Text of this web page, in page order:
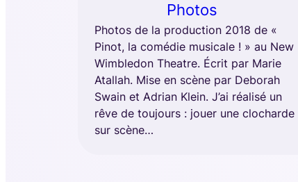
Photos
Photos de la production 2018 de «
Pinot, la comédie musicale ! » au New
Wimbledon Theatre. Écrit par Marie
Atallah. Mise en scène par Deborah
Swain et Adrian Klein. J’ai réalisé un
rêve de toujours : jouer une clocharde
sur scène…